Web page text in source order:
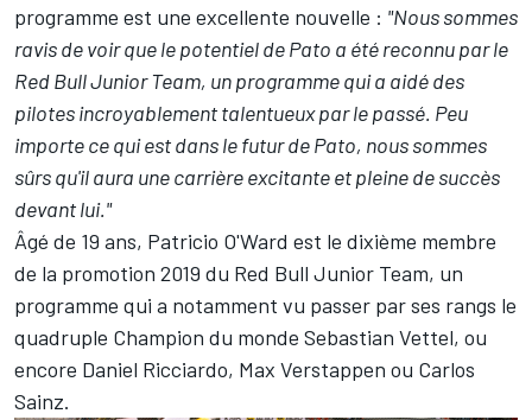
programme est une excellente nouvelle : "Nous sommes
ravis de voir que le potentiel de Pato a été reconnu par le
Red Bull Junior Team, un programme qui a aidé des
pilotes incroyablement talentueux par le passé. Peu
importe ce qui est dans le futur de Pato, nous sommes
sûrs qu'il aura une carrière excitante et pleine de succès
devant lui."
Âgé de 19 ans, Patricio O'Ward est le dixième membre
de la promotion 2019 du Red Bull Junior Team, un
programme qui a notamment vu passer par ses rangs le
quadruple Champion du monde Sebastian Vettel, ou
encore Daniel Ricciardo, Max Verstappen ou Carlos
Sainz.